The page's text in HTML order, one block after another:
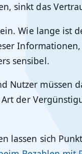
sinkt das
Wie lange ist
sensibel.
Nutzer müssen
der
lassen sich